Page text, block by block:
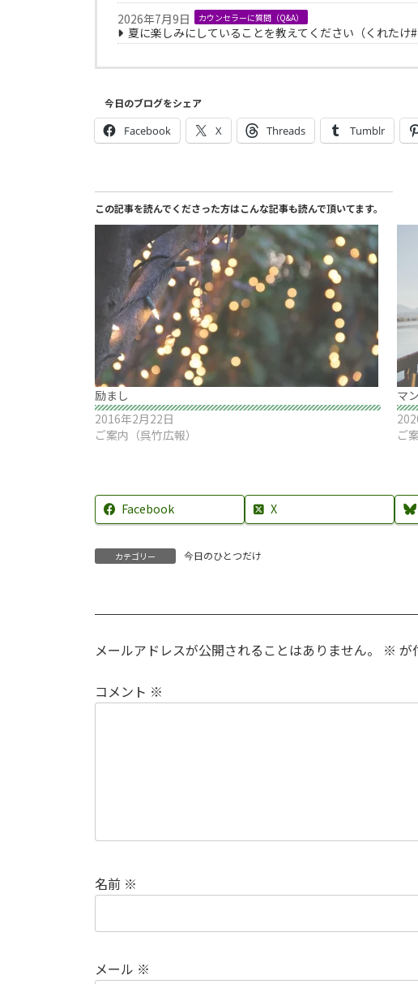
2026年7月9日
カウンセラーに質問（Q&A）
夏に楽しみにしていることを教えてください（くれたけ
今日のブログをシェア
Facebook X Threads Tumblr
この記事を読んでくださった方はこんな記事も読んで頂いてます。
励まし
2016年2月22日
ご案内（呉竹広報）
マ
ご
Facebook X
カテゴリー 今日のひとつだけ
メールアドレスが公開されることはありません。 ※ が
コメント ※
名前 ※
メール ※